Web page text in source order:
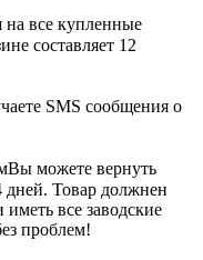
на все купленные
составляет 12
SMS сообщения о
Вы можете вернуть
дней. Товар должнен
все заводские
проблем!